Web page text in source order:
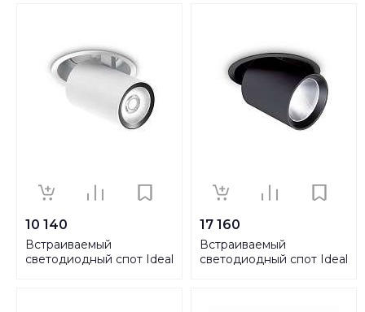
10 140
Встраиваемый
светодиодный спот Ideal
17 160
Встраиваемый
светодиодный спот Ideal